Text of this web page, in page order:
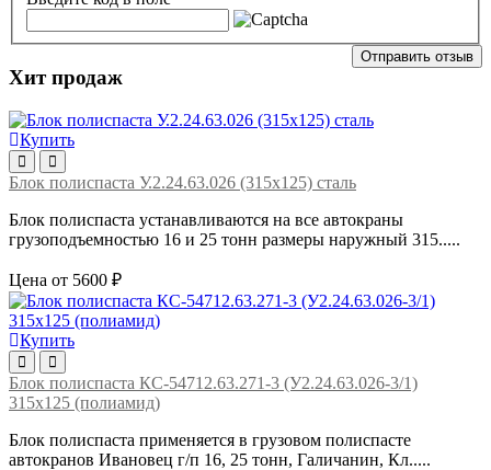
Отправить отзыв
Хит продаж
Купить
Блок полиспаста У.2.24.63.026 (315х125) сталь
Блок полиспаста устанавливаются на все автокраны
грузоподъемностью 16 и 25 тонн размеры наружный 315.....
Цена от 5600 ₽
Купить
Блок полиспаста КС-54712.63.271-3 (У2.24.63.026-3/1)
315х125 (полиамид)
Блок полиспаста применяется в грузовом полиспасте
автокранов Ивановец г/п 16, 25 тонн, Галичанин, Кл.....